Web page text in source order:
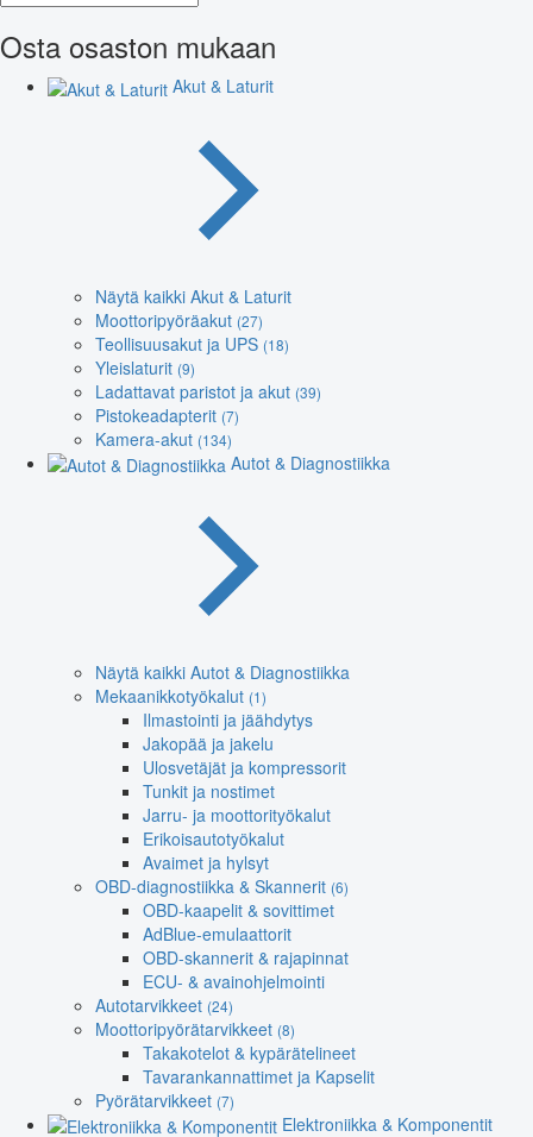
Osta osaston mukaan
Akut & Laturit
Näytä kaikki Akut & Laturit
Moottoripyöräakut (27)
Teollisuusakut ja UPS (18)
Yleislaturit (9)
Ladattavat paristot ja akut (39)
Pistokeadapterit (7)
Kamera-akut (134)
Autot & Diagnostiikka
Näytä kaikki Autot & Diagnostiikka
Mekaanikkotyökalut (1)
Ilmastointi ja jäähdytys
Jakopää ja jakelu
Ulosvetäjät ja kompressorit
Tunkit ja nostimet
Jarru- ja moottorityökalut
Erikoisautotyökalut
Avaimet ja hylsyt
OBD-diagnostiikka & Skannerit (6)
OBD-kaapelit & sovittimet
AdBlue-emulaattorit
OBD-skannerit & rajapinnat
ECU- & avainohjelmointi
Autotarvikkeet (24)
Moottoripyörätarvikkeet (8)
Takakotelot & kypärätelineet
Tavarankannattimet ja Kapselit
Pyörätarvikkeet (7)
Elektroniikka & Komponentit